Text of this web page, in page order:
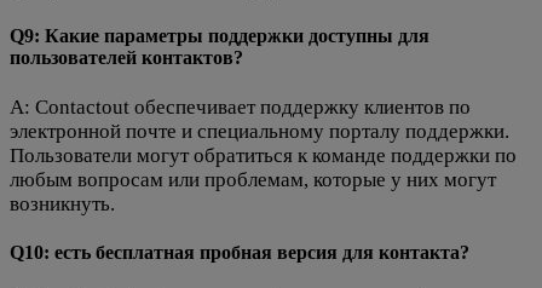
Q9: Какие параметры поддержки доступны для
пользователей контактов?
A: Contactout обеспечивает поддержку клиентов по
электронной почте и специальному порталу поддержки.
Пользователи могут обратиться к команде поддержки по
любым вопросам или проблемам, которые у них могут
возникнуть.
Q10: есть бесплатная пробная версия для контакта?